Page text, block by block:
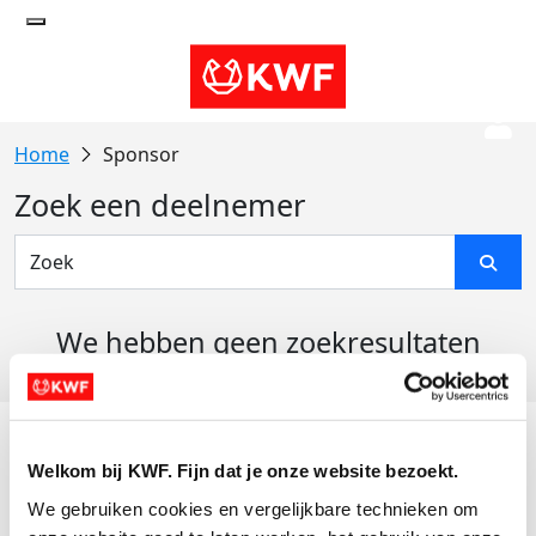
Welkom bij KWF. Fijn dat je onze website bezoekt.
We gebruiken cookies en vergelijkbare technieken om
Sponsor
Zoek een deelnemer
We hebben geen zoekresultaten
Actiematerialen
Evenementen